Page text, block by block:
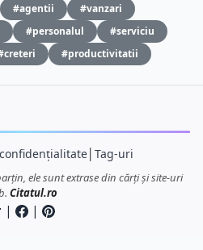
#agentii
#vanzari
#personalul
#serviciu
#productivitatii
│ Tag-uri
ele sunt extrase din cărți și site-uri
Citatul.ro
| |